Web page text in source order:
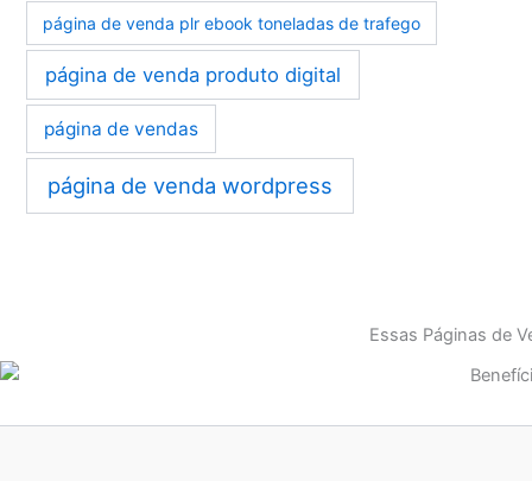
página de venda plr ebook toneladas de trafego
página de venda produto digital
página de vendas
página de venda wordpress
Essas Páginas de